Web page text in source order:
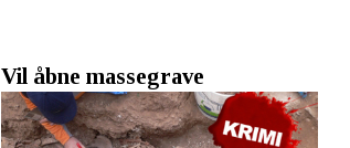
Vil åbne massegrave